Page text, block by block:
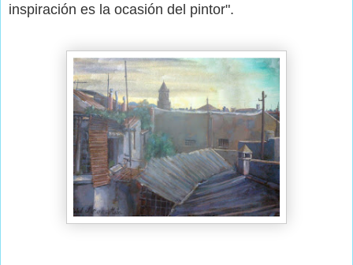
inspiración es la ocasión del pintor".